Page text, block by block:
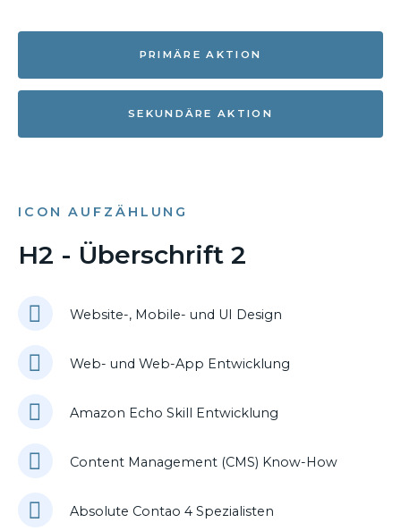
PRIMÄRE AKTION
SEKUNDÄRE AKTION
ICON AUFZÄHLUNG
H2 - Überschrift 2
Website-, Mobile- und UI Design
Web- und Web-App Entwicklung
Amazon Echo Skill Entwicklung
Content Management (CMS) Know-How
Absolute Contao 4 Spezialisten